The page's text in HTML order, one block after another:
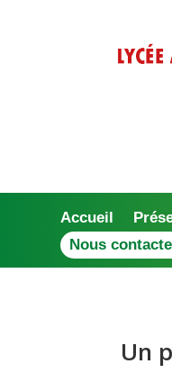
Accueil
Nous
Un